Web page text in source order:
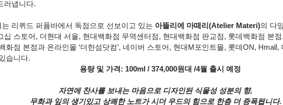
러냅니다.
는 리퀴드 퍼퓸바에서 독점으로 선보이고 있는 아뜰리에 마떼리(Atelier Materi)의 다
십 스토어, 더현대 서울, 현대백화점 무역센터점, 현대백화점 판교점, 롯데백화점 본
화점 본점과 온라인몰 ‘더한섬닷컴’, 네이버 스토어, 현대M포인트몰, 롯데ON, Hmall,
습니다.
용량 및 가격: 100ml / 374,000원대 /4월 출시 예정
자연에 찬사를 보내는 마음으로 디자인된 식물성 성분의 향,
무화과 잎의 생기있고 상쾌한 노트가 시더 우드의 힘으로 한층 더 증폭됩니다.